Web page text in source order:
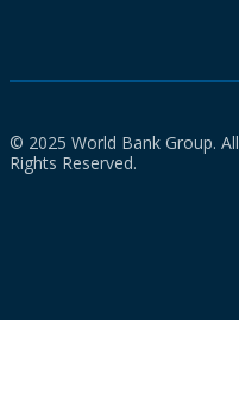
© 2025 World Bank Group. All
Rights Reserved.